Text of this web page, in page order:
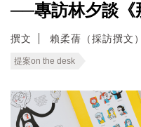
──專訪林夕談《
撰文 賴柔蒨（採訪撰文）
提案on the desk